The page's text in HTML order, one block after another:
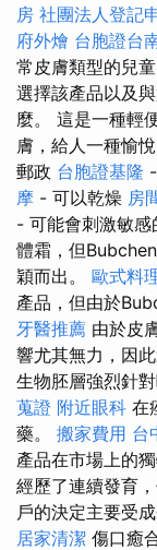
房 社團法人登記
府外燴 台胞證台
常皮膚類型的兒童
選擇該產品以及
麼。 這是一種輕
膚，給人一種愉
郵政 台胞證基隆 -
摩 - 可以乾燥 房
- 可能會刺激敏感
體霜，但
穎而出。 歐式料
產品，但由於
牙醫推薦 由於皮
響尤其無力，因
生物胚層強烈針
蒐證 附近眼科 在
藥。 搬家費用 台
產品在市場上的
經歷了連續發育
戶的決定主要受
居家清潔 傷口癒